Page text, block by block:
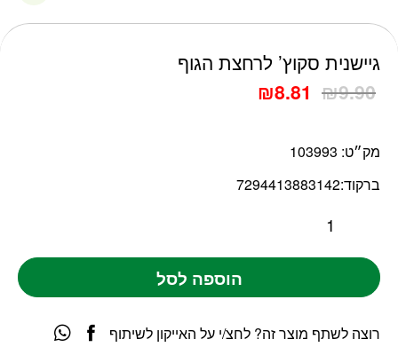
גיישנית סקוץ’ לרחצת הגוף
₪9.90
₪8.81
מק״ט: 103993
ברקוד:7294413883142
כמות גיישנית סקוץ' לרחצת הגוף
הוספה לסל
רוצה לשתף מוצר זה? לחצ/י על האייקון לשיתוף